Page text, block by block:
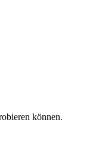
können.